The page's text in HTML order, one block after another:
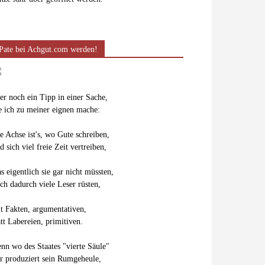
bei Achgut.com werden!
noch ein Tipp in einer Sache,
ich zu meiner eignen mache:
Achse ist's, wo Gute schreiben,
sich viel freie Zeit vertreiben,
eigentlich sie gar nicht müssten,
dadurch viele Leser rüsten,
Fakten, argumentativen,
Labereien, primitiven.
wo des Staates "vierte Säule"
produziert sein Rumgeheule,